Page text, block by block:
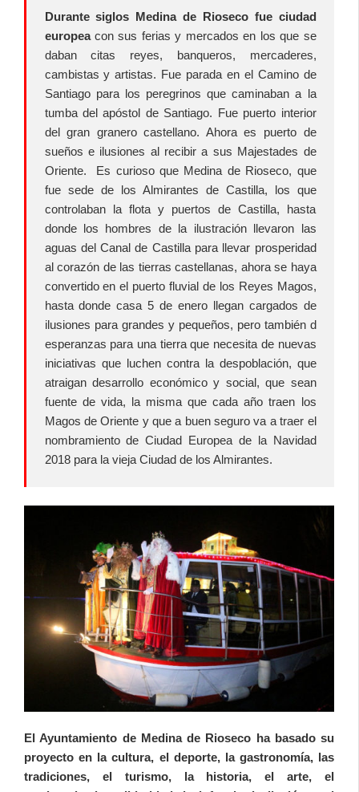
Durante siglos Medina de Rioseco fue ciudad
europeacon sus ferias y mercados en los que se
daban citas reyes, banqueros, mercaderes,
cambistas y artistas. Fue parada en el Camino de
Santiago para los peregrinos que caminaban a la
tumba del apóstol de Santiago. Fue puerto interior
del gran granero castellano. Ahora es puerto de
sueños e ilusiones al recibir a sus Majestades de
Oriente. Es curioso que Medina de Rioseco, que
fue sede de los Almirantes de Castilla, los que
controlaban la flota y puertos de Castilla, hasta
donde los hombres de la ilustración llevaron las
aguas del Canal de Castilla para llevar prosperidad
al corazón de las tierras castellanas, ahora se haya
convertido en el puerto fluvial de los Reyes Magos,
hasta donde casa 5 de enero llegan cargados de
ilusiones para grandes y pequeños, pero también d
esperanzas para una tierra que necesita de nuevas
iniciativas que luchen contra la despoblación, que
atraigan desarrollo económico y social, que sean
fuente de vida, la misma que cada año traen los
Magos de Oriente y que a buen seguro va a traer el
nombramiento de Ciudad Europea de la Navidad
2018 para la vieja Ciudad de los Almirantes.
El Ayuntamiento de Medina de Rioseco ha basado su
proyecto en la cultura, el deporte, la gastronomía, las
tradiciones, el turismo, la historia, el arte, el